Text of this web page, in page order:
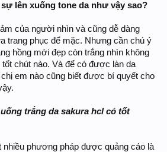
lên xuống tone da như vậy sao?
của người nhìn và cũng dễ dàng
trang phục để mặc. Nhưng cần chú ý
hồng mới đẹp còn trắng nhìn không
chút nào. Và để có được làn da
em nào cũng biết được bí quyết cho
trắng da sakura hcl có tốt
nhiều phương pháp được quảng cáo là